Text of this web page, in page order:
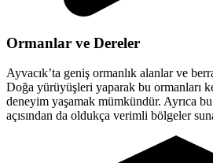
Ormanlar ve Dereler
Ayvacık’ta geniş ormanlık alanlar ve
Doğa yürüyüşleri yaparak bu ormanları
deneyim yaşamak mümkündür. Ayrıca
açısından da oldukça verimli bölgeler